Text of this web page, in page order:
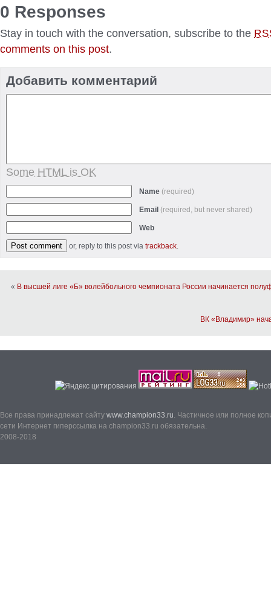
0 Responses
Stay in touch with the conversation, subscribe to the
comments on this post.
Добавить комментарий
Some HTML is OK
Name (required)
Email (required, but never shared)
Web
or, reply to this post via trackback.
« В высшей лиге «Б» волейбольного чемпионата России начинается
ВК «Владимир»
Все права принадлежат сайту www.champion33.ru. Частичное или полное
сети Интернет гиперссылка на champion33.ru обязательна.
2008-2018